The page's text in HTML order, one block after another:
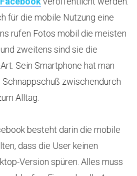
für die mobile Nutzung eine
rufen Fotos mobil die meisten
zweitens sind sie die
Sein Smartphone hat man
Schnappschuß zwischendurch
Alltag.
besteht darin die mobile
dass die User keinen
Version spüren. Alles muss